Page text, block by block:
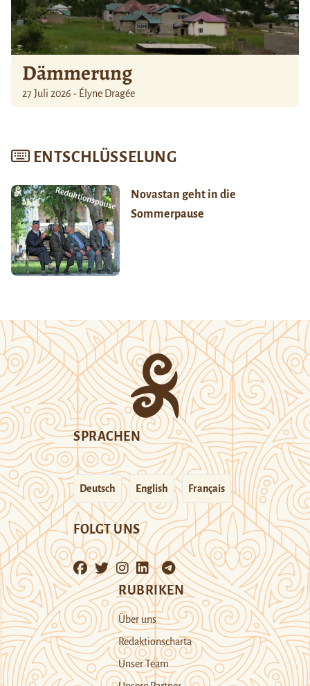
Dämmerung
27 Juli 2026 - Élyne Dragée
ENTSCHLÜSSELUNG
Novastan geht in die
Sommerpause
SPRACHEN
Deutsch English Français
FOLGT UNS
RUBRIKEN
Über uns
Redaktionscharta
Unser Team